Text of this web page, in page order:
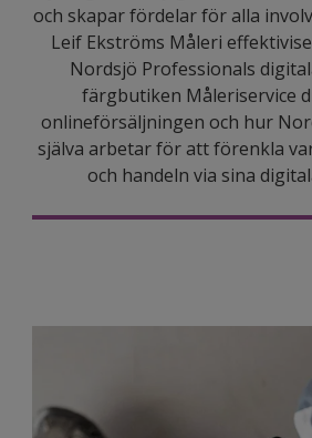
och skapar fördelar för alla
Leif Ekströms Måleri
Nordsjö Professionals
färgbutiken Måleriservice
onlineförsäljningen och hur
själva arbetar för att förenkla
och handeln via sina